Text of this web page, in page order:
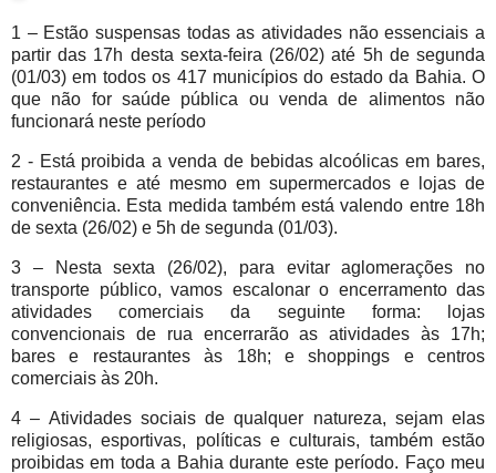
1 – Estão suspensas todas as atividades não essenciais a
partir das 17h desta sexta-feira (26/02) até 5h de segunda
(01/03) em todos os 417 municípios do estado da Bahia. O
que não for saúde pública ou venda de alimentos não
funcionará neste período
2 - Está proibida a venda de bebidas alcoólicas em bares,
restaurantes e até mesmo em supermercados e lojas de
conveniência. Esta medida também está valendo entre 18h
de sexta (26/02) e 5h de segunda (01/03).
3 – Nesta sexta (26/02), para evitar aglomerações no
transporte público, vamos escalonar o encerramento das
atividades comerciais da seguinte forma: lojas
convencionais de rua encerrarão as atividades às 17h;
bares e restaurantes às 18h; e shoppings e centros
comerciais às 20h.
4 – Atividades sociais de qualquer natureza, sejam elas
religiosas, esportivas, políticas e culturais, também estão
proibidas em toda a Bahia durante este período. Faço meu